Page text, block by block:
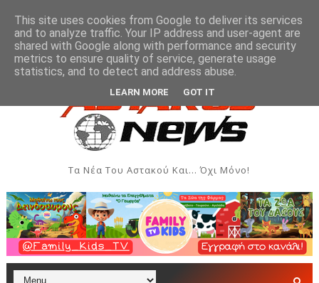
- Αύγουστος 2026 ΑΣΤΑΚΌΣ Όρθρος και Θεία
Τα Νέα Του Αστακού Και... Όχι Μόνο!
This site uses cookies from Google to deliver its services
and to analyze traffic. Your IP address and user-agent are
shared with Google along with performance and security
metrics to ensure quality of service, generate usage
statistics, and to detect and address abuse.
LEARN MORE GOT IT